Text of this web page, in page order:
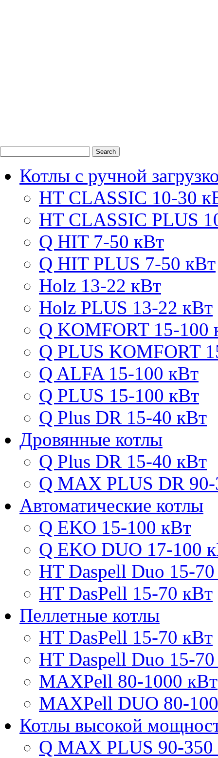
Котлы с ручной
HT CLASSIC 10-30
HT CLASSIC PLUS
Q HIT 7-50 кВт
Q HIT PLUS 7-50 кВт
Holz 13-22 кВт
Holz PLUS 13-22 кВт
Q KOMFORT 15-100
Q PLUS KOMFORT
Q ALFA 15-100 кВт
Q PLUS 15-100 кВт
Q Plus DR 15-40 кВт
Дровянные котлы
Q Plus DR 15-40 кВт
Q MAX PLUS DR
Автоматические котлы
Q EKO 15-100 кВт
Q EKO DUO 17-100
HT Daspell Duo 15-
HT DasPell 15-70 кВт
Пеллетные котлы
HT DasPell 15-70 кВт
HT Daspell Duo 15-
MAXPell 80-1000 кВт
MAXPell DUO 80-
Котлы высокой
Q MAX PLUS 90-350